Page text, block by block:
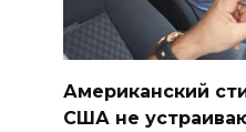
Американский
США не